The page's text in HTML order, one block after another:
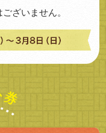
ざいません。